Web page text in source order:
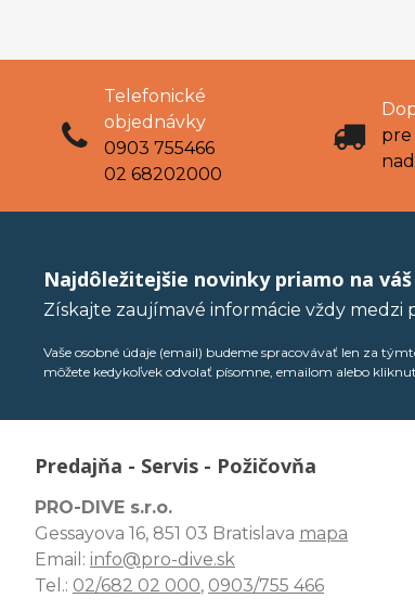
Telefonické
objednávky
0903 755466
02 68202000
Najdôležitejšie novinky priamo na
Získajte zaujímavé informácie vždy medzi
Vaše osobné údaje (email) budeme spracovávať len za
môžete kedykoľvek odvolať písomne, emailom alebo
Predajňa - Servis - Požičovňa
PRO-DIVE s.r.o.
Gessayova 16, 851 03 Bratislava mapa
Email: info@pro-dive.sk
Tel.: 02/682 02 000, 0903/755 466